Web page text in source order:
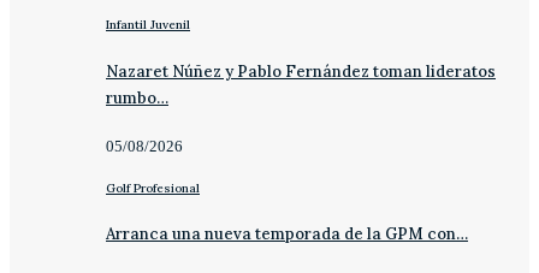
Infantil Juvenil
Nazaret Núñez y Pablo Fernández toman lideratos
rumbo…
05/08/2026
Golf Profesional
Arranca una nueva temporada de la GPM con…